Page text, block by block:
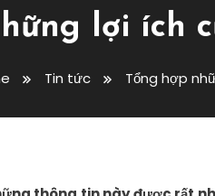
lợi ích
Tin tức Tổng hợp